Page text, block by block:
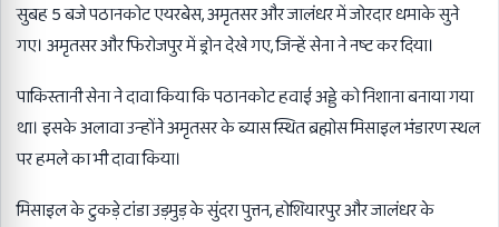
सुबह 5 बजे पठानकोट एयरबेस, अमृतसर और जालंधर में जोरदार धमाके सुने
गए। अमृतसर और फिरोजपुर में ड्रोन देखे गए, जिन्हें सेना ने नष्ट कर दिया।
पाकिस्तानी सेना ने दावा किया कि पठानकोट हवाई अड्डे को निशाना बनाया गया
था। इसके अलावा उन्होंने अमृतसर के ब्यास स्थित ब्रह्मोस मिसाइल भंडारण स्थल
पर हमले का भी दावा किया।
मिसाइल के टुकड़े टांडा उड़मुड़ के सुंदरा पुत्तन, होशियारपुर और जालंधर के